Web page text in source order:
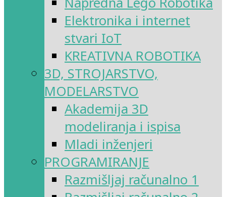
Elektronika i internet
stvari IoT
KREATIVNA ROBOTIKA
3D, STROJARSTVO,
MODELARSTVO
Akademija 3D
modeliranja i ispisa
Mladi inženjeri
PROGRAMIRANJE
Razmišljaj računalno 1